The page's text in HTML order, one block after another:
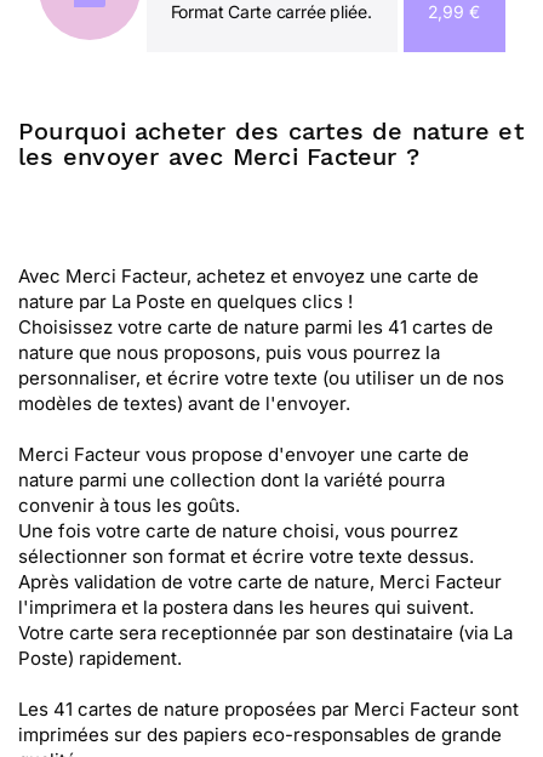
Format Carte carrée pliée. 2,99 €
Pourquoi acheter des cartes de nature et
les envoyer avec Merci Facteur ?
Avec Merci Facteur, achetez et envoyez une carte de
nature par La Poste en quelques clics !
Choisissez votre carte de nature parmi les 41 cartes de
nature que nous proposons, puis vous pourrez la
personnaliser, et écrire votre texte (ou utiliser un de nos
modèles de textes) avant de l'envoyer.
Merci Facteur vous propose d'envoyer une carte de
nature parmi une collection dont la variété pourra
convenir à tous les goûts.
Une fois votre carte de nature choisi, vous pourrez
sélectionner son format et écrire votre texte dessus.
Après validation de votre carte de nature, Merci Facteur
l'imprimera et la postera dans les heures qui suivent.
Votre carte sera receptionnée par son destinataire (via La
Poste) rapidement.
Les 41 cartes de nature proposées par Merci Facteur sont
imprimées sur des papiers eco-responsables de grande